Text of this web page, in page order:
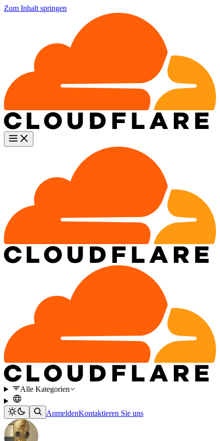
Zum Inhalt springen
Alle Kategorien
AnmeldenKontaktieren Sie uns